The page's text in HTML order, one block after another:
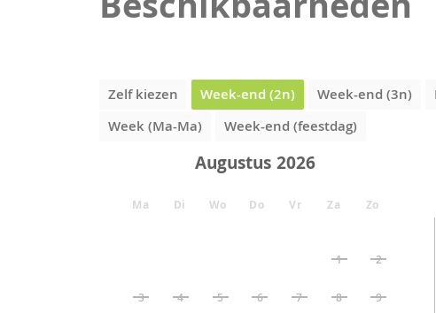
Zelf kiezen Week-end (2n) Week-end (3n)
Week (Ma-Ma)
Week-end (feestdag)
Augustus
Ma Di Wo Do Vr Za Zo
1 2
3 4 5 6 7 8 9